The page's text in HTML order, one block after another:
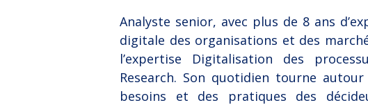
Analyste senior, avec plus de 8 ans
digitale des organisations et des
l’expertise Digitalisation des
Research. Son quotidien tourne
besoins et des pratiques des